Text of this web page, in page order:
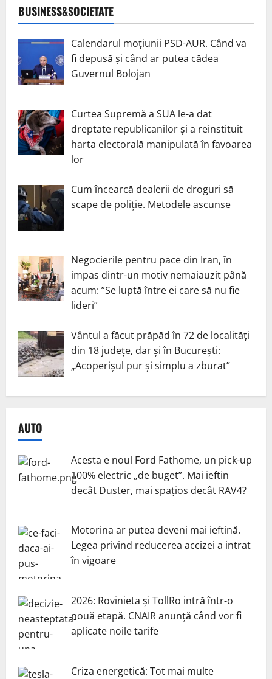
BUSINESS&SOCIETATE
Calendarul moțiunii PSD-AUR. Când va
fi depusă și când ar putea cădea
Guvernul Bolojan
Curtea Supremă a SUA le-a dat
dreptate republicanilor și a reinstituit
harta electorală manipulată în favoarea
lor
Cum încearcă dealerii de droguri să
scape de poliție. Metodele ascunse
Negocierile pentru pace din Iran, în
impas dintr-un motiv nemaiauzit până
acum: ”Se luptă între ei care să nu fie
lideri”
Vântul a făcut prăpăd în 72 de localități
din 18 județe, dar și în București:
„Acoperișul pur și simplu a zburat”
AUTO
Acesta e noul Ford Fathome, un pick-up
100% electric „de buget”. Mai ieftin
decât Duster, mai spațios decât RAV4?
Motorina ar putea deveni mai ieftină.
Legea privind reducerea accizei a intrat
în vigoare
2026: Rovinieta și TollRo intră într-o
nouă etapă. CNAIR anunță când vor fi
aplicate noile tarife
Criza energetică: Tot mai multe